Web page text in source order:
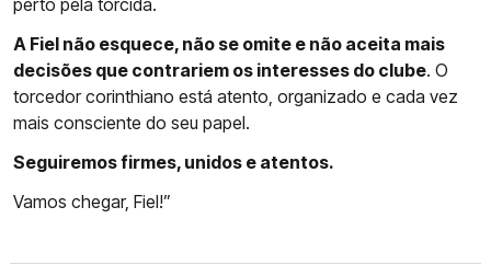
perto pela torcida.
A Fiel não esquece, não se omite e não aceita mais
decisões que contrariem os interesses do clube. O
torcedor corinthiano está atento, organizado e cada vez
mais consciente do seu papel.
Seguiremos firmes, unidos e atentos.
Vamos chegar, Fiel!”